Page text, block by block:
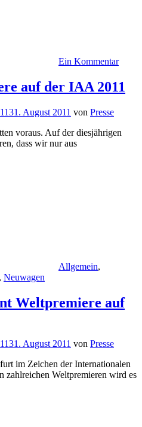
Ein Kommentar
auf der IAA 2011
31. August 2011 von Presse
voraus. Auf der diesjährigen
dass wir nur aus
Allgemein,
, Neuwagen
Weltpremiere auf
31. August 2011 von Presse
im Zeichen der Internationalen
zahlreichen Weltpremieren wird es